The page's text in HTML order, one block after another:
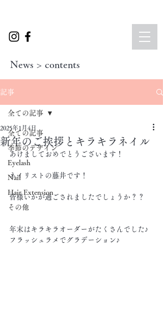
News > contents
記事
全ての記事
季節のデザイン
Eyelash
Nail
Hair Extension
その他
全ての記事
新年のご挨拶とキラキラネイル
2025年1月4日
あけましておめでとうございます！
ネイリストの藤井です！
皆様いかが過ごされましたでしょうか？？
年末はキラキラオーダーがたくさんでした♪
フラッシュラメでグラデーション♪